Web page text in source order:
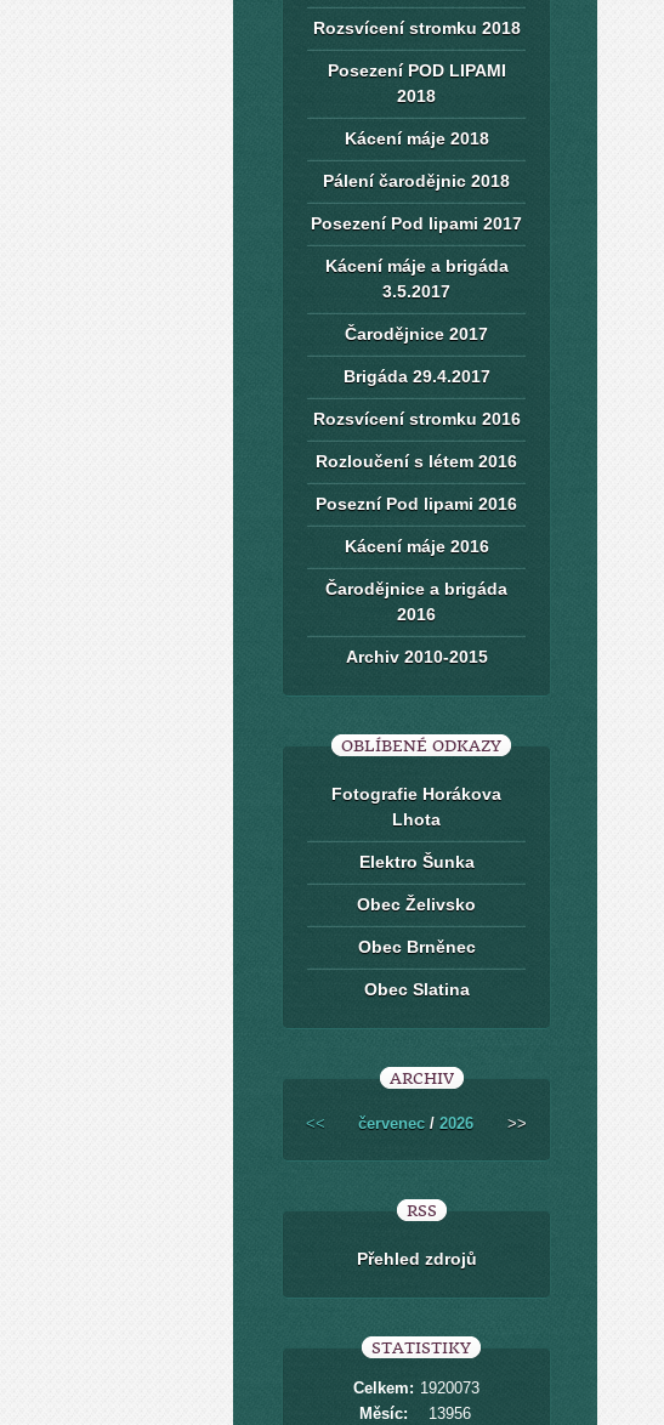
Rozsvícení stromku 2018
Posezení POD LIPAMI
2018
Kácení máje 2018
Pálení čarodějnic 2018
Posezení Pod lipami 2017
Kácení máje a brigáda
3.5.2017
Čarodějnice 2017
Brigáda 29.4.2017
Rozsvícení stromku 2016
Rozloučení s létem 2016
Posezní Pod lipami 2016
Kácení máje 2016
Čarodějnice a brigáda
2016
Archiv 2010-2015
OBLÍBENÉ ODKAZY
Fotografie Horákova
Lhota
Elektro Šunka
Obec Želivsko
Obec Brněnec
Obec Slatina
ARCHIV
<< červenec / 2026 >>
RSS
Přehled zdrojů
STATISTIKY
Celkem: 1920073
Měsíc:
13956